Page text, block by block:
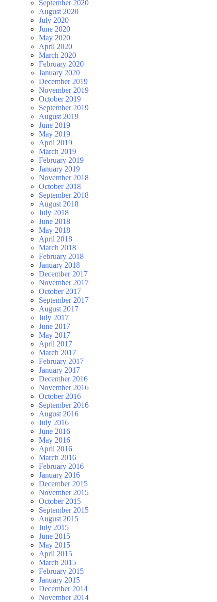
September 2020
August 2020
July 2020
June 2020
May 2020
April 2020
March 2020
February 2020
January 2020
December 2019
November 2019
October 2019
September 2019
August 2019
June 2019
May 2019
April 2019
March 2019
February 2019
January 2019
November 2018
October 2018
September 2018
August 2018
July 2018
June 2018
May 2018
April 2018
March 2018
February 2018
January 2018
December 2017
November 2017
October 2017
September 2017
August 2017
July 2017
June 2017
May 2017
April 2017
March 2017
February 2017
January 2017
December 2016
November 2016
October 2016
September 2016
August 2016
July 2016
June 2016
May 2016
April 2016
March 2016
February 2016
January 2016
December 2015
November 2015
October 2015
September 2015
August 2015
July 2015
June 2015
May 2015
April 2015
March 2015
February 2015
January 2015
December 2014
November 2014